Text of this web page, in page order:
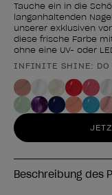
Tauche ein in die
langanhaltenden
unserer exklusiven
diese frische Farbe
ohne eine UV- oder
Form des
INFINITE SHINE: DO
Beschreibung des